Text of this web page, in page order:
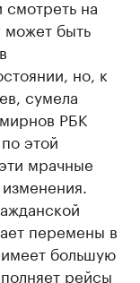
на
может быть
но, к
сумела
РБК
этой
мрачные
перемены в
большую
рейсы